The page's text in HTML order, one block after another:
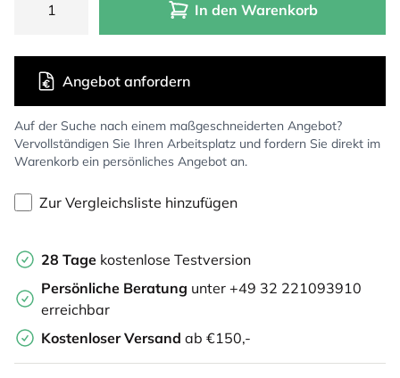
In den Warenkorb
Auf der Suche nach einem maßgeschneiderten Angebot?
Vervollständigen Sie Ihren Arbeitsplatz und fordern Sie direkt im
Warenkorb ein persönliches Angebot an.
Angebot anfordern
Zur Vergleichsliste hinzufügen
28 Tage kostenlose Testversion
Persönliche Beratung unter +49 32 221093910
erreichbar
Kostenloser Versand ab €150,-